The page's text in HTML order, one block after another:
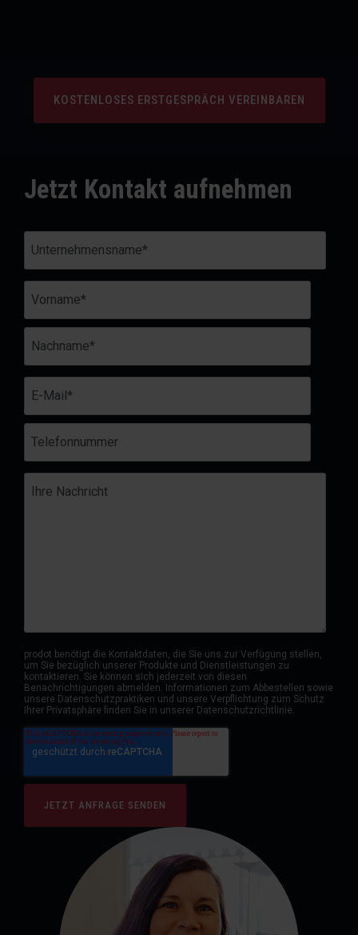
KOSTENLOSES ERSTGESPRÄCH VEREINBAREN
Jetzt Kontakt aufnehmen
prodot benötigt die Kontaktdaten, die Sie uns zur Verfügung stellen,
um Sie bezüglich unserer Produkte und Dienstleistungen zu
kontaktieren. Sie können sich jederzeit von diesen
Benachrichtigungen abmelden. Informationen zum Abbestellen sowie
unsere Datenschutzpraktiken und unsere Verpflichtung zum Schutz
Ihrer Privatsphäre finden Sie in unserer Datenschutzrichtlinie.